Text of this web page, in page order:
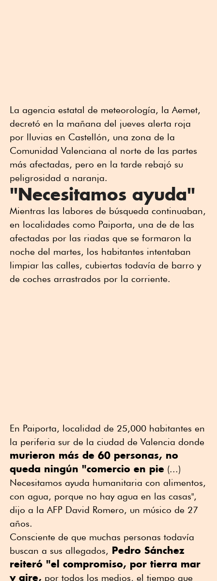
La agencia estatal de meteorología, la Aemet,
decretó en la mañana del jueves alerta roja
por lluvias en Castellón, una zona de la
Comunidad Valenciana al norte de las partes
más afectadas, pero en la tarde rebajó su
peligrosidad a naranja.
"Necesitamos ayuda"
Mientras las labores de búsqueda continuaban,
en localidades como Paiporta, una de de las
afectadas por las riadas que se formaron la
noche del martes, los habitantes intentaban
limpiar las calles, cubiertas todavía de barro y
de coches arrastrados por la corriente.
En Paiporta, localidad de 25,000 habitantes en
la periferia sur de la ciudad de Valencia donde
murieron más de 60 personas, no
queda ningún "comercio en pie (...)
Necesitamos ayuda humanitaria con alimentos,
con agua, porque no hay agua en las casas",
dijo a la AFP David Romero, un músico de 27
años.
Consciente de que muchas personas todavía
buscan a sus allegados, Pedro Sánchez
reiteró "el compromiso, por tierra mar
y aire, por todos los medios, el tiempo que